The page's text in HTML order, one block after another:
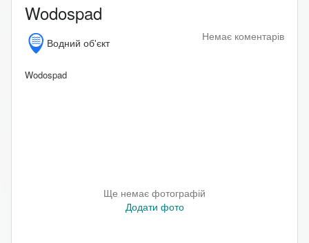
Wodospad
Водний об'єкт
Немає коментарів
Wodospad
Ще немає фотографій
Додати фото